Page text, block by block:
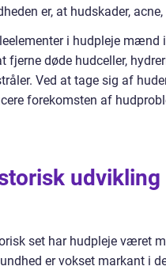
er, at hudskader,
i hudpleje mænd
fjerne døde hudceller,
Ved at tage sig af
forekomsten af
set har hudpleje været
er vokset markant i